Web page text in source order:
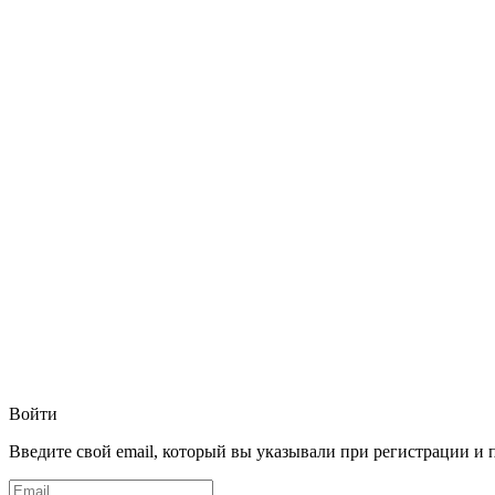
Войти
Введите свой email, который вы указывали при регистрации и